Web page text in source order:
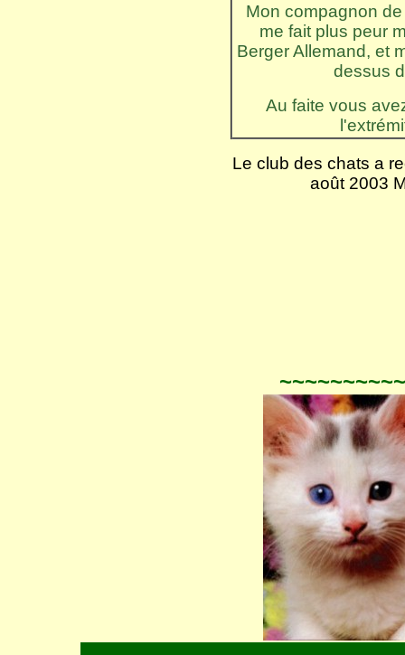
Mon compagnon
me fait plus peur
Berger Allemand, et
dessus
Au faite vous
Le club des chats a
août 2003